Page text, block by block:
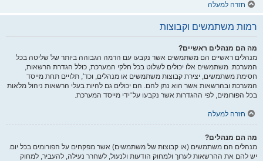
חזרה למעלה
רמות משתמשים וקבוצות
מה הם מנהלים ראשיים?
מנהלים ראשיים הם משתמשים אשר נקבעו עם הרמה הגבוהה ביותר של שליטה בכל
המערכת. משתמשים אלו יכולים לשלוט בכל חלקי המערכת, כולל הגדרת הרשאות,
חסימת משתמשים, יצירת קבוצות משתמשים או מנהלים, וכד', תלויים תחת מייסד
המערכת ובהרשאות אשר הוא נתן להם. הם יכולים גם להיות בעלי הרשאות ניהול מלאות
בכל הפורומים, לפי ההגדרות אשר נקבעו על־ידי מייסד המערכת.
חזרה למעלה
מה הם מנהלים?
מנהלים הם משתמשים (או קבוצות של משתמשים) אשר מפקחים על הפורומים בכל יום.
יש להם את ההרשאות לערוך ולמחוק הודעות ולנעול, לשחרר נעילה, להעביר, למחוק